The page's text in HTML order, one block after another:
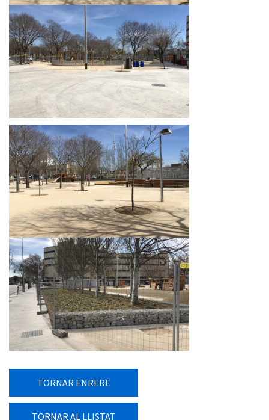
TORNAR ENRERE
TORNAR AL LLISTAT